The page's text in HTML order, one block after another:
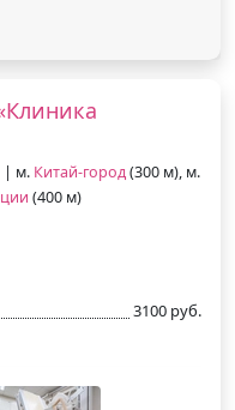
| м. Китай-город(300 м), м.
(400 м)
3100 руб.